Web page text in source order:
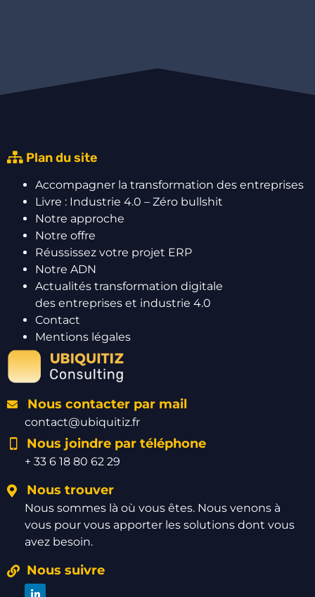
Plan du site
Accompagner la transformation des entreprises
Livre : Industrie 4.0 – Zéro bullshit
Notre approche
Notre offre
Réussissez votre projet ERP
Notre ADN
Actualités transformation digitale
des entreprises et industrie 4.0
Contact
Mentions légales
Nous contacter par mail
contact@ubiquitiz.fr
Nous joindre par téléphone
+ 33 6 18 80 62 29
Nous trouver
Nous sommes là où vous êtes. Nous venons à
vous pour vous apporter les solutions dont vous
avez besoin.
Nous suivre